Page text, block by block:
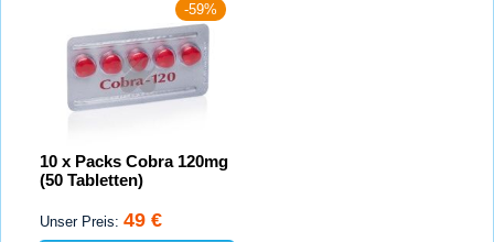
-59%
10 x Packs Cobra 120mg
(50 Tabletten)
Unser Preis: 49 €